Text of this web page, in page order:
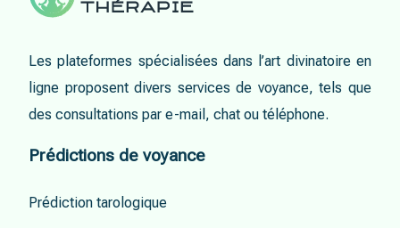
Les plateformes spécialisées dans l’art divinatoire en
ligne proposent divers services de voyance, tels que
des consultations par e-mail, chat ou téléphone.
Prédictions de voyance
Prédiction tarologique